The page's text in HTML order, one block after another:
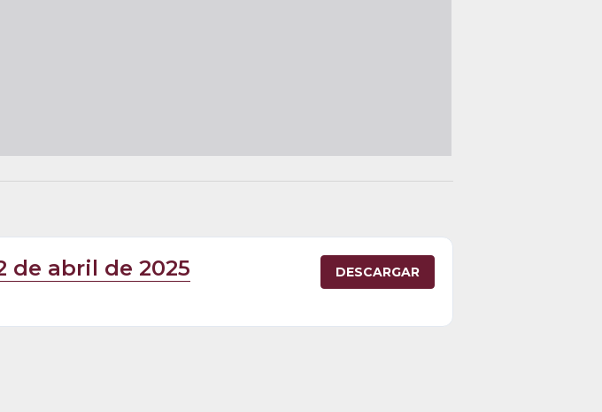
de abril de 2025 DESCARGAR